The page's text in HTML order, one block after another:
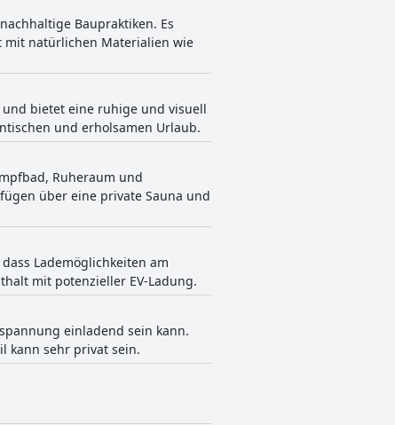
Baupraktiken. Es
mit natürlichen Materialien wie
bietet eine ruhige und visuell
und erholsamen Urlaub.
Ruheraum und
über eine private Sauna und
Lademöglichkeiten am
mit potenzieller EV-Ladung.
einladend sein kann.
kann sehr privat sein.